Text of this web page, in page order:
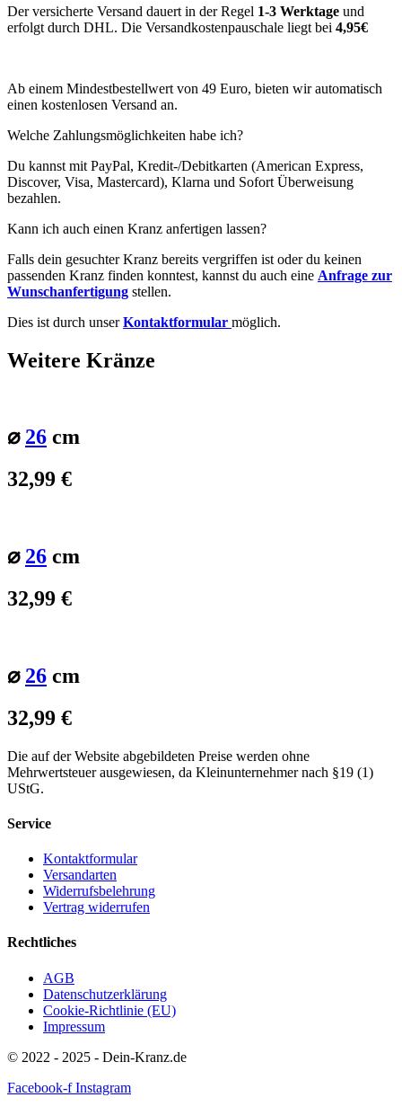
Der versicherte Versand dauert in der Regel 1-3 Werktage und
erfolgt durch DHL. Die Versandkostenpauschale liegt bei 4,95€
Ab einem Mindestbestellwert von 49 Euro, bieten wir automatisch
einen kostenlosen Versand an.
Welche Zahlungsmöglichkeiten habe ich?
Du kannst mit PayPal, Kredit-/Debitkarten (American Express,
Discover, Visa, Mastercard), Klarna und Sofort Überweisung
bezahlen.
Kann ich auch einen Kranz anfertigen lassen?
Falls dein gesuchter Kranz bereits vergriffen ist oder du keinen
passenden Kranz finden konntest, kannst du auch eine Anfrage zur
Wunschanfertigung stellen.
Dies ist durch unserKontaktformular möglich.
Weitere Kränze
⌀ 26 cm
32,99 €
⌀ 26 cm
32,99 €
⌀ 26 cm
32,99 €
Die auf der Website abgebildeten Preise werden ohne
Mehrwertsteuer ausgewiesen, da Kleinunternehmer nach §19 (1)
UStG.
Service
Kontaktformular
Versandarten
Widerrufsbelehrung
Vertrag widerrufen
Rechtliches
AGB
Datenschutzerklärung
Cookie-Richtlinie (EU)
Impressum
© 2022 - 2025 - Dein-Kranz.de
Facebook-f Instagram